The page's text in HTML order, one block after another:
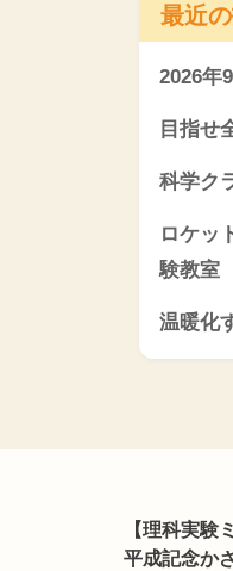
最近
2026年
目指せ
科学ク
ロケッ
験教室
温暖化
【理科実験
平成記念か